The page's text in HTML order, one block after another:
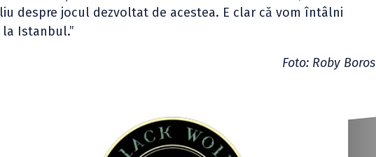
despre jocul dezvoltat de acestea. E clar că vom întâlni
Istanbul.”
Foto: Roby Boros